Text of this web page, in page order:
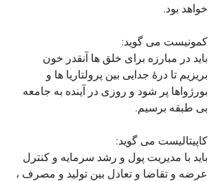
خواهد بود.
کمونیست می گوید:
باید در مبارزه برای خلق ها آنقدر خون
بریزیم تا درۀ جدایی بین پرولتاریا ها و
بورژواها پر شود و روزی در آینده به جامعه
بی طبقه برسیم.
کاپیتالیست می گوید:
باید با مدیریت پول و رشد سرمایه و کنترل
عرضه و تقاضا و تعادل بین تولید و مصرف ،